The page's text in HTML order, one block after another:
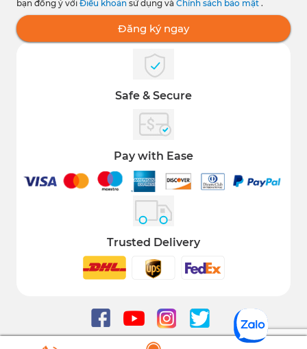
bạn đồng ý với Điều khoản sử dụng và Chính sách bảo mật .
Đăng ký ngay
Safe & Secure
Pay with Ease
Trusted Delivery